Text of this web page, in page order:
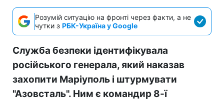
Розумій ситуацію на фронті через факти, а не
чутки з РБК-Україна у Google
Служба безпеки ідентифікувала
російського генерала, який наказав
захопити Маріуполь і штурмувати
"Азовсталь". Ним є командир 8-ї